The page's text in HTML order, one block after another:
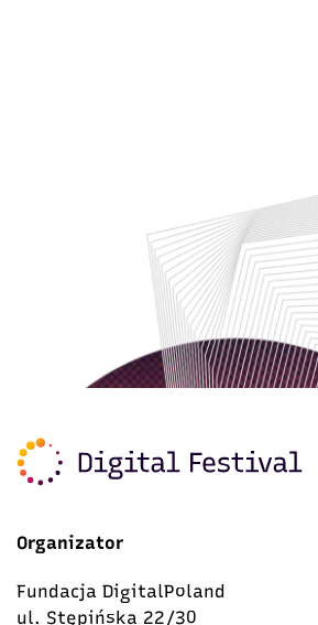
Organizator
Fundacja DigitalPoland
ul. Stępińska 22/30